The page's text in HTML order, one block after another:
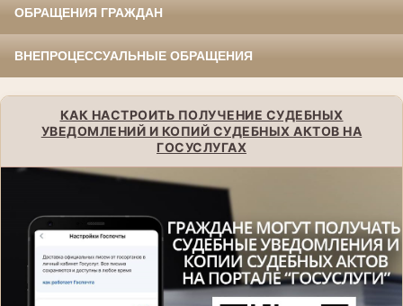
ОБРАЩЕНИЯ ГРАЖДАН
ВНЕПРОЦЕССУАЛЬНЫЕ ОБРАЩЕНИЯ
КАК НАСТРОИТЬ ПОЛУЧЕНИЕ СУДЕБНЫХ
УВЕДОМЛЕНИЙ И КОПИЙ СУДЕБНЫХ АКТОВ НА
ГОСУСЛУГАХ